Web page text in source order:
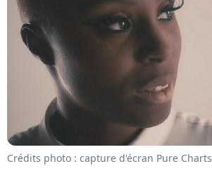
Crédits photo : capture d'écran Pure Charts